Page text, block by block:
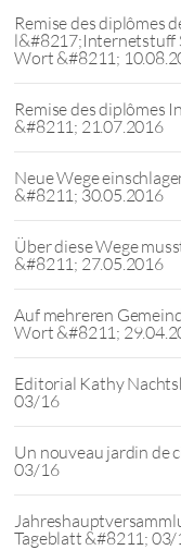
Remise des diplômes
l&#8217;Internetstuff
Wort &#8211;
Remise des diplômes
&#8211; 21.07.2016
Neue Wege
&#8211; 30.05.2016
Über diese Wege
&#8211; 27.05.2016
Auf mehreren
Wort &#8211;
Editorial Kathy
03/16
Un nouveau jardin de
03/16
Tageblatt &#8211;